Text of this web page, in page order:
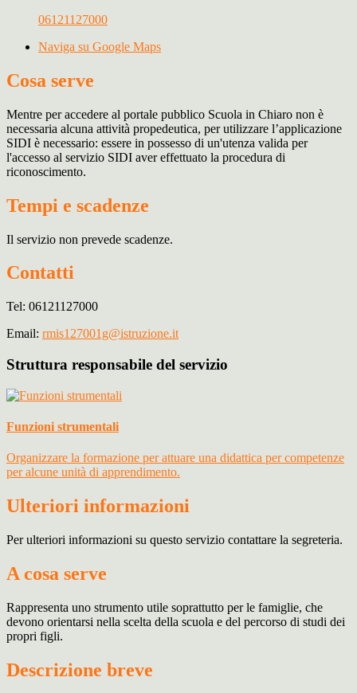
06121127000
Naviga su Google Maps
Cosa serve
Mentre per accedere al portale pubblico Scuola in Chiaro non è
necessaria alcuna attività propedeutica, per utilizzare l’applicazione
SIDI è necessario: essere in possesso di un'utenza valida per
l'accesso al servizio SIDI aver effettuato la procedura di
riconoscimento.
Tempi e scadenze
Il servizio non prevede scadenze.
Contatti
Tel: 06121127000
Email: rmis127001g@istruzione.it
Struttura responsabile del servizio
Funzioni strumentali
Organizzare la formazione per attuare una didattica per competenze
per alcune unità di apprendimento.
Ulteriori informazioni
Per ulteriori informazioni su questo servizio contattare la segreteria.
A cosa serve
Rappresenta uno strumento utile soprattutto per le famiglie, che
devono orientarsi nella scelta della scuola e del percorso di studi dei
propri figli.
Descrizione breve